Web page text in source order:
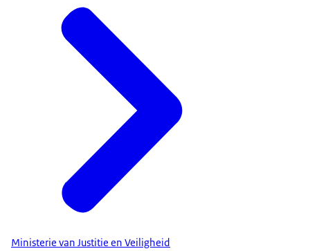
Ministerie van Justitie en Veiligheid